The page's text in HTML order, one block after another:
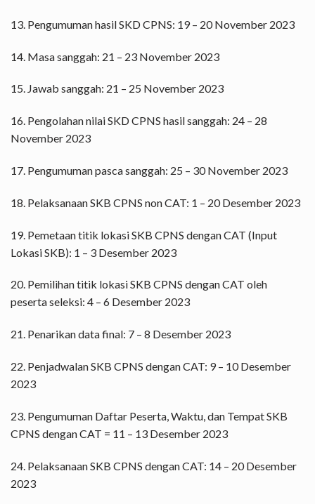
13. Pengumuman hasil SKD CPNS: 19 – 20 November 2023
14. Masa sanggah: 21 – 23 November 2023
15. Jawab sanggah: 21 – 25 November 2023
16. Pengolahan nilai SKD CPNS hasil sanggah: 24 – 28
November 2023
17. Pengumuman pasca sanggah: 25 – 30 November 2023
18. Pelaksanaan SKB CPNS non CAT: 1 – 20 Desember 2023
19. Pemetaan titik lokasi SKB CPNS dengan CAT (Input
Lokasi SKB): 1 – 3 Desember 2023
20. Pemilihan titik lokasi SKB CPNS dengan CAT oleh
peserta seleksi: 4 – 6 Desember 2023
21. Penarikan data final: 7 – 8 Desember 2023
22. Penjadwalan SKB CPNS dengan CAT: 9 – 10 Desember
2023
23. Pengumuman Daftar Peserta, Waktu, dan Tempat SKB
CPNS dengan CAT = 11 – 13 Desember 2023
24. Pelaksanaan SKB CPNS dengan CAT: 14 – 20 Desember
2023